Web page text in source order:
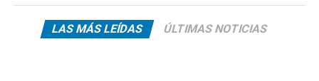
LAS MÁS LEÍDAS ÚLTIMAS NOTICIAS